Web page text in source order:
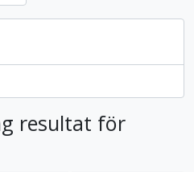
resultat för